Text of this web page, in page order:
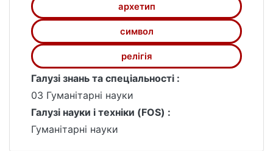
архетип
символ
релігія
Галузі знань та спеціальності :
03 Гуманітарні науки
Галузі науки і техніки (FOS) :
Гуманітарні науки